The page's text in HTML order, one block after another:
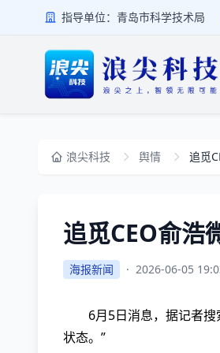
指导单位：青岛市科学技术局
浪尖科技 舆情 追觅
追觅CEO俞浩
海报新闻 · 2026-06-05
6月5日消息，据记者
状态。”